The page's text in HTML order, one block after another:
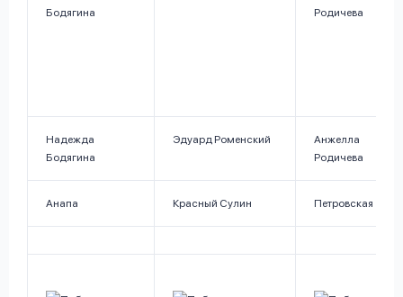
Надежда
Бодягина
Эдуард Роменский
Анжелла
Родичева
Анапа Красный Сулин Петровская